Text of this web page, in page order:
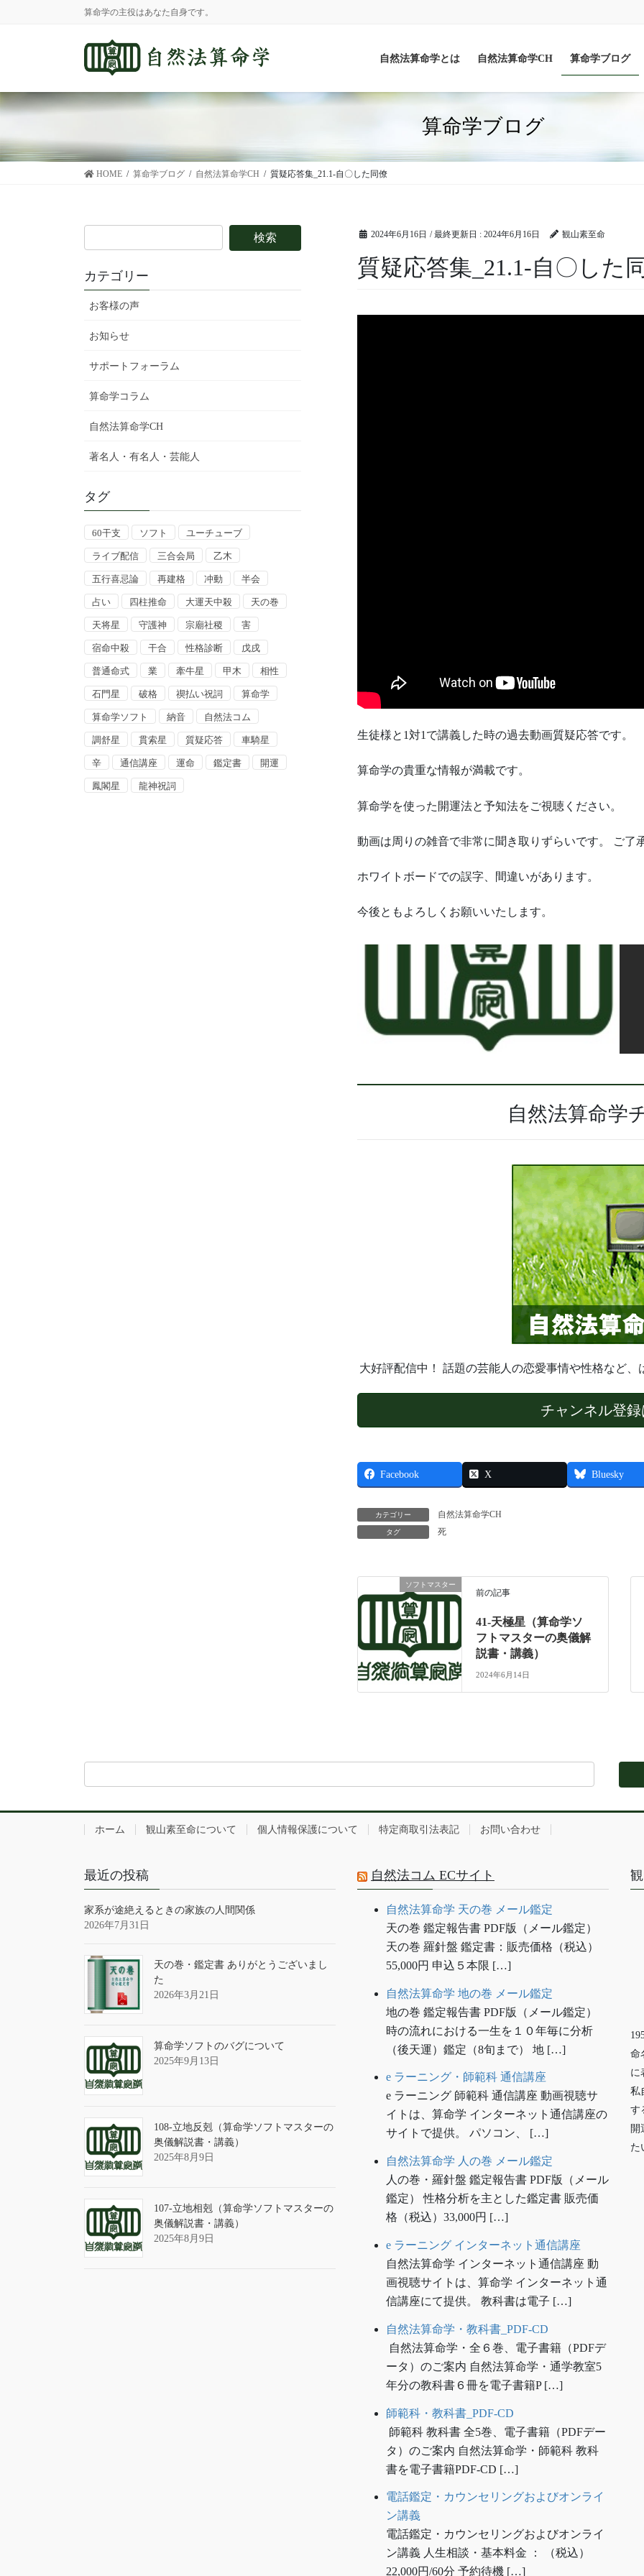
に
移
ョ
ン
移
動
算命学の主役はあなた自身です。
自然法算命学とは 自然法算命学CH 算命学ブログ
算命学ブログ
HOME 算命学ブログ 自然法算命学CH 質疑応答集_21.1-自〇した同僚
2024年6月16日 / 最終更新日 : 2024年6月16日 観山素至命
質疑応答集_21.1-自〇した
生徒様と1対1で講義した時の過去動画質疑応答です。
算命学の貴重な情報が満載です。
算命学を使った開運法と予知法をご視聴ください。
動画は周りの雑音で非常に聞き取りずらいです。 ご了
ホワイトボードでの誤字、間違いがあります。
今後ともよろしくお願いいたします。
自然法算命学
大好評配信中！ 話題の芸能人の恋愛事情や性格など、
チャンネル登録
Facebook X Bluesky
カテゴリー 自然法算命学CH
タグ 死
ソフトマスター
前の記事
41-天極星（算命学ソ
フトマスターの奥儀解
説書・講義）
2024年6月14日
カテゴリー
お客様の声
お知らせ
サポートフォーラム
算命学コラム
自然法算命学CH
著名人・有名人・芸能人
タグ
60干支 ソフト ユーチューブ
ライブ配信 三合会局 乙木
五行喜忌論 再建格 冲動 半会
占い 四柱推命 大運天中殺 天の巻
天将星 守護神 宗廟社稷 害
宿命中殺 干合 性格診断 戊戌
普通命式 業 牽牛星 甲木 相性
石門星 破格 禊払い祝詞 算命学
算命学ソフト 納音 自然法コム
調舒星 貫索星 質疑応答 車騎星
辛 通信講座 運命 鑑定書 開運
鳳閣星 龍神祝詞
ホーム 観山素至命について 個人情報保護について 特定商取引法表記 お問い合わせ
最近の投稿
家系が途絶えるときの家族の人間関係
2026年7月31日
天の巻・鑑定書 ありがとうございまし
た
2026年3月21日
算命学ソフトのバグについて
2025年9月13日
108-立地反剋（算命学ソフトマスターの
奥儀解説書・講義）
2025年8月9日
107-立地相剋（算命学ソフトマスターの
奥儀解説書・講義）
2025年8月9日
自然法コム ECサイト
自然法算命学 天の巻 メール鑑定
天の巻 鑑定報告書 PDF版（メール鑑定）
天の巻 羅針盤 鑑定書：販売価格（税込）
55,000円 申込５本限 […]
自然法算命学 地の巻 メール鑑定
地の巻 鑑定報告書 PDF版（メール鑑定）
時の流れにおける一生を１０年毎に分析
（後天運）鑑定（8旬まで） 地 […]
e ラーニング・師範科 通信講座
e ラーニング 師範科 通信講座 動画視聴サ
イトは、算命学 インターネット通信講座の
サイトで提供。 パソコン、 […]
自然法算命学 人の巻 メール鑑定
人の巻・羅針盤 鑑定報告書 PDF版（メール
鑑定） 性格分析を主とした鑑定書 販売価
格（税込）33,000円 […]
e ラーニング インターネット通信講座
自然法算命学 インターネット通信講座 動
画視聴サイトは、算命学 インターネット通
信講座にて提供。 教科書は電子 […]
自然法算命学・教科書_PDF-CD
自然法算命学・全６巻、電子書籍（PDFデ
ータ）のご案内 自然法算命学・通学教室5
年分の教科書６冊を電子書籍P […]
師範科・教科書_PDF-CD
師範科 教科書 全5巻、電子書籍（PDFデー
タ）のご案内 自然法算命学・師範科 教科
書を電子書籍PDF-CD […]
電話鑑定・カウンセリングおよびオンライ
ン講義
電話鑑定・カウンセリングおよびオンライ
ン講義 人生相談・基本料金 ： （税込）
22,000円/60分 予約待機 […]
命
に
私
す
開
た